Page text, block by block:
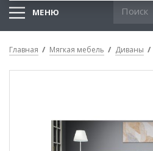
МЕНЮ
Главная Мягкая мебель Диваны